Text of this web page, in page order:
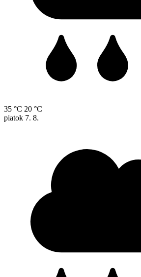
35 °C 20 °C
piatok 7. 8.